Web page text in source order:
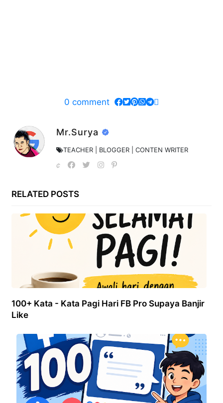
0 comment
Mr.Surya
TEACHER | BLOGGER | CONTEN WRITER
RELATED POSTS
100+ Kata - Kata Pagi Hari FB Pro Supaya Banjir
Like